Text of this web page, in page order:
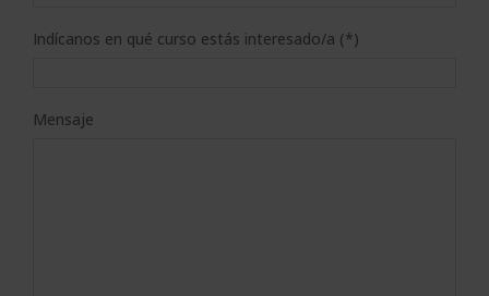
Indícanos en qué curso estás interesado/a (*)
Mensaje